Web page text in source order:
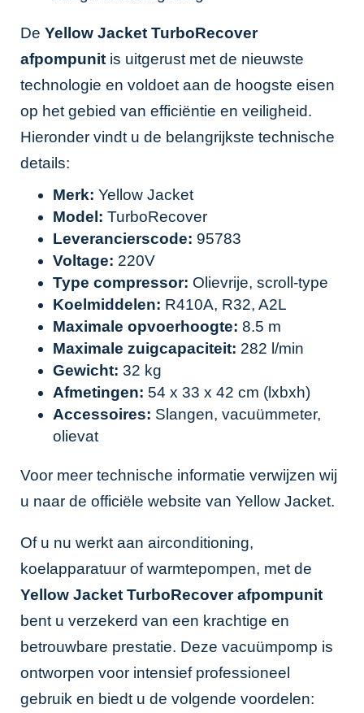
De Yellow Jacket TurboRecover
afpompunit is uitgerust met de nieuwste
technologie en voldoet aan de hoogste eisen
op het gebied van efficiëntie en veiligheid.
Hieronder vindt u de belangrijkste technische
details:
Merk: Yellow Jacket
Model: TurboRecover
Leverancierscode: 95783
Voltage: 220V
Type compressor: Olievrije, scroll-type
Koelmiddelen: R410A, R32, A2L
Maximale opvoerhoogte: 8.5 m
Maximale zuigcapaciteit: 282 l/min
Gewicht: 32 kg
Afmetingen: 54 x 33 x 42 cm (lxbxh)
Accessoires: Slangen, vacuümmeter,
olievat
Voor meer technische informatie verwijzen wij
u naar de officiële website van Yellow Jacket.
Of u nu werkt aan airconditioning,
koelapparatuur of warmtepompen, met de
Yellow Jacket TurboRecover afpompunit
bent u verzekerd van een krachtige en
betrouwbare prestatie. Deze vacuümpomp is
ontworpen voor intensief professioneel
gebruik en biedt u de volgende voordelen: